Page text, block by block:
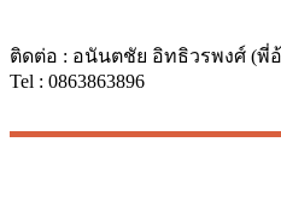
ติดต่อ : อนันตชัย อิทธิวรพงศ์ (พี่
Tel : 0863863896